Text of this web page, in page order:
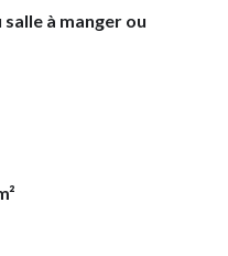
salle à manger ou